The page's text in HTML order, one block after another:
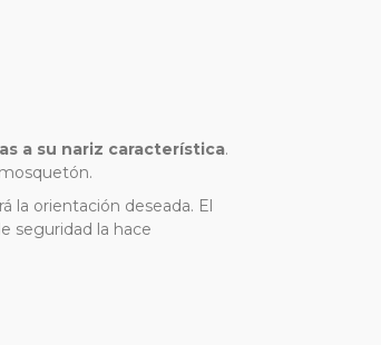
a su nariz característica.
la orientación deseada. El
seguridad la hace